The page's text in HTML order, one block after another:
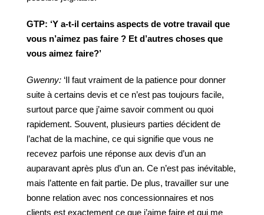
GTP: ‘Y a-t-il certains aspects de votre travail que
vous n’aimez pas faire ? Et d’autres choses que
vous aimez faire?’
Gwenny: ‘Il faut vraiment de la patience pour donner
suite à certains devis et ce n’est pas toujours facile,
surtout parce que j’aime savoir comment ou quoi
rapidement. Souvent, plusieurs parties décident de
l’achat de la machine, ce qui signifie que vous ne
recevez parfois une réponse aux devis d’un an
auparavant après plus d’un an. Ce n’est pas inévitable,
mais l’attente en fait partie. De plus, travailler sur une
bonne relation avec nos concessionnaires et nos
clients est exactement ce que j’aime faire et qui me